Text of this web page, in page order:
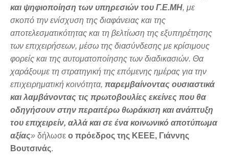
και ψηφιοποίηση των υπηρεσιών του Γ.Ε.ΜΗ, με
σκοπό την ενίσχυση της διαφάνειας και της
αποτελεσματικότητας και τη βελτίωση της εξυπηρέτησης
των επιχειρήσεων, μέσω της διασύνδεσης με κρίσιμους
φορείς και της αυτοματοποίησης των διαδικασιών. Θα
χαράξουμε τη στρατηγική της επόμενης ημέρας για την
επιχειρηματική κοινότητα, παρεμβαίνοντας ουσιαστικά
και λαμβάνοντας τις πρωτοβουλίες εκείνες που θα
οδηγήσουν στην περαιτέρω θωράκιση και ανάπτυξη
του επιχειρείν, αλλά και σε ένα κοινωνικό αποτύπωμα
αξίας» δήλωσε ο πρόεδρος της ΚΕΕΕ, Γιάννης
Βουτσινάς.